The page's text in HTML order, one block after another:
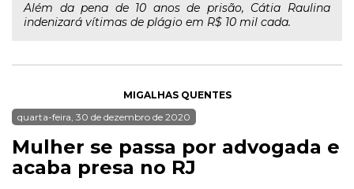
Além da pena de 10 anos de prisão, Cátia Raulina
indenizará vítimas de plágio em R$ 10 mil cada.
MIGALHAS QUENTES
quarta-feira, 30 de dezembro de 2020
Mulher se passa por advogada e
acaba presa no RJ